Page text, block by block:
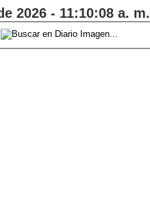
2026 - 11:10:09 a. m.